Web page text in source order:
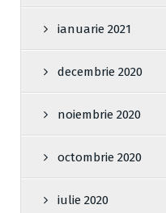
ianuarie 2021
decembrie 2020
noiembrie 2020
octombrie 2020
iulie 2020